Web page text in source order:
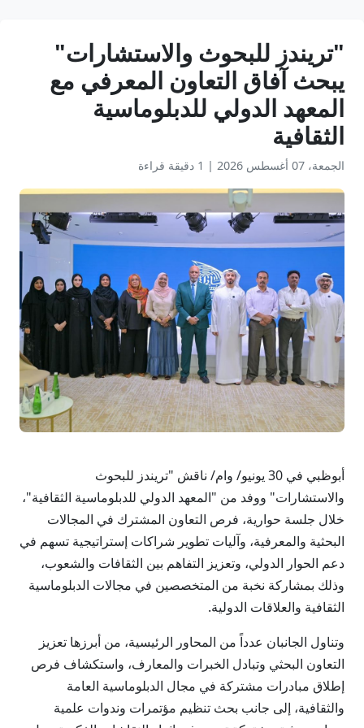
"تريندز للبحوث والاستشارات"
يبحث آفاق التعاون المعرفي مع
المعهد الدولي للدبلوماسية
الثقافية
الجمعة، 07 أغسطس 2026 | 1 دقيقة قراءة
أبوظبي في 30 يونيو/ وام/ ناقش "تريندز للبحوث
والاستشارات" ووفد من "المعهد الدولي للدبلوماسية الثقافية"،
خلال جلسة حوارية، فرص التعاون المشترك في المجالات
البحثية والمعرفية، وآليات تطوير شراكات إستراتيجية تسهم في
دعم الحوار الدولي، وتعزيز التفاهم بين الثقافات والشعوب،
وذلك بمشاركة نخبة من المتخصصين في مجالات الدبلوماسية
الثقافية والعلاقات الدولية.
وتناول الجانبان عدداً من المحاور الرئيسية، من أبرزها تعزيز
التعاون البحثي وتبادل الخبرات والمعارف، واستكشاف فرص
إطلاق مبادرات مشتركة في مجال الدبلوماسية العامة
والثقافية، إلى جانب بحث تنظيم مؤتمرات وندوات علمية